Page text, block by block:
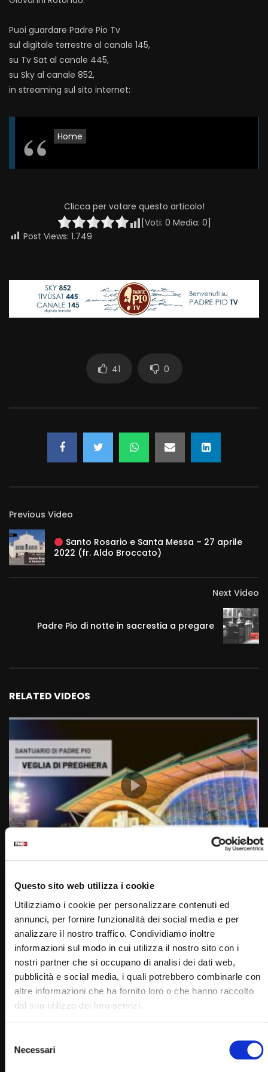
Questo sito web utilizza i cookie
Utilizziamo i cookie per personalizzare contenuti ed
annunci, per fornire funzionalità dei social media e per
analizzare il nostro traffico. Condividiamo inoltre
informazioni sul modo in cui utilizza il nostro sito con i
nostri partner che si occupano di analisi dei dati web,
pubblicità e social media, i quali potrebbero combinarle con
altre informazioni che ha fornito loro o che hanno raccolto
dal suo utilizzo dei loro servizi.
delNecessari
Puoi guardare Padre Pio Tv
sul digitale terrestre al canale 145,
su Tv Sat al canale 445,
su Sky al canale 852,
in streaming sul sito internet:
Home
Clicca per votare questo articolo!
[Voti: 0 Media: 0]
Post Views: 1.749
41 0
Previous Video
Santo Rosario e Santa Messa – 27 aprile
2022 (fr. Aldo Broccato)
Next Video
Padre Pio di notte in sacrestia a pregare
RELATED VIDEOS
01:06:29
settembre 2022
STAFF
22/09/2022
0